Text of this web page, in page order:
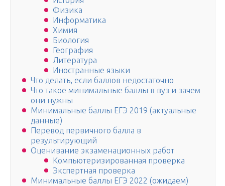
Физика
Информатика
Химия
Биология
География
Литература
Иностранные языки
Что делать, если баллов недостаточно
Что такое минимальные баллы в вуз и зачем
они нужны
Минимальные баллы ЕГЭ 2019 (актуальные
данные)
Перевод первичного балла в
результирующий
Оценивание экзаменационных работ
Компьютеризированная проверка
Экспертная проверка
Минимальные баллы ЕГЭ 2022 (ожидаем)